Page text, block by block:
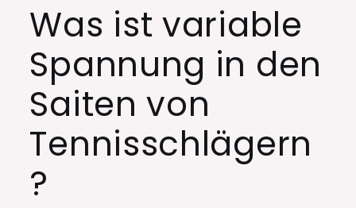
Was ist variable
Spannung in den
Saiten von
Tennisschlägern
?